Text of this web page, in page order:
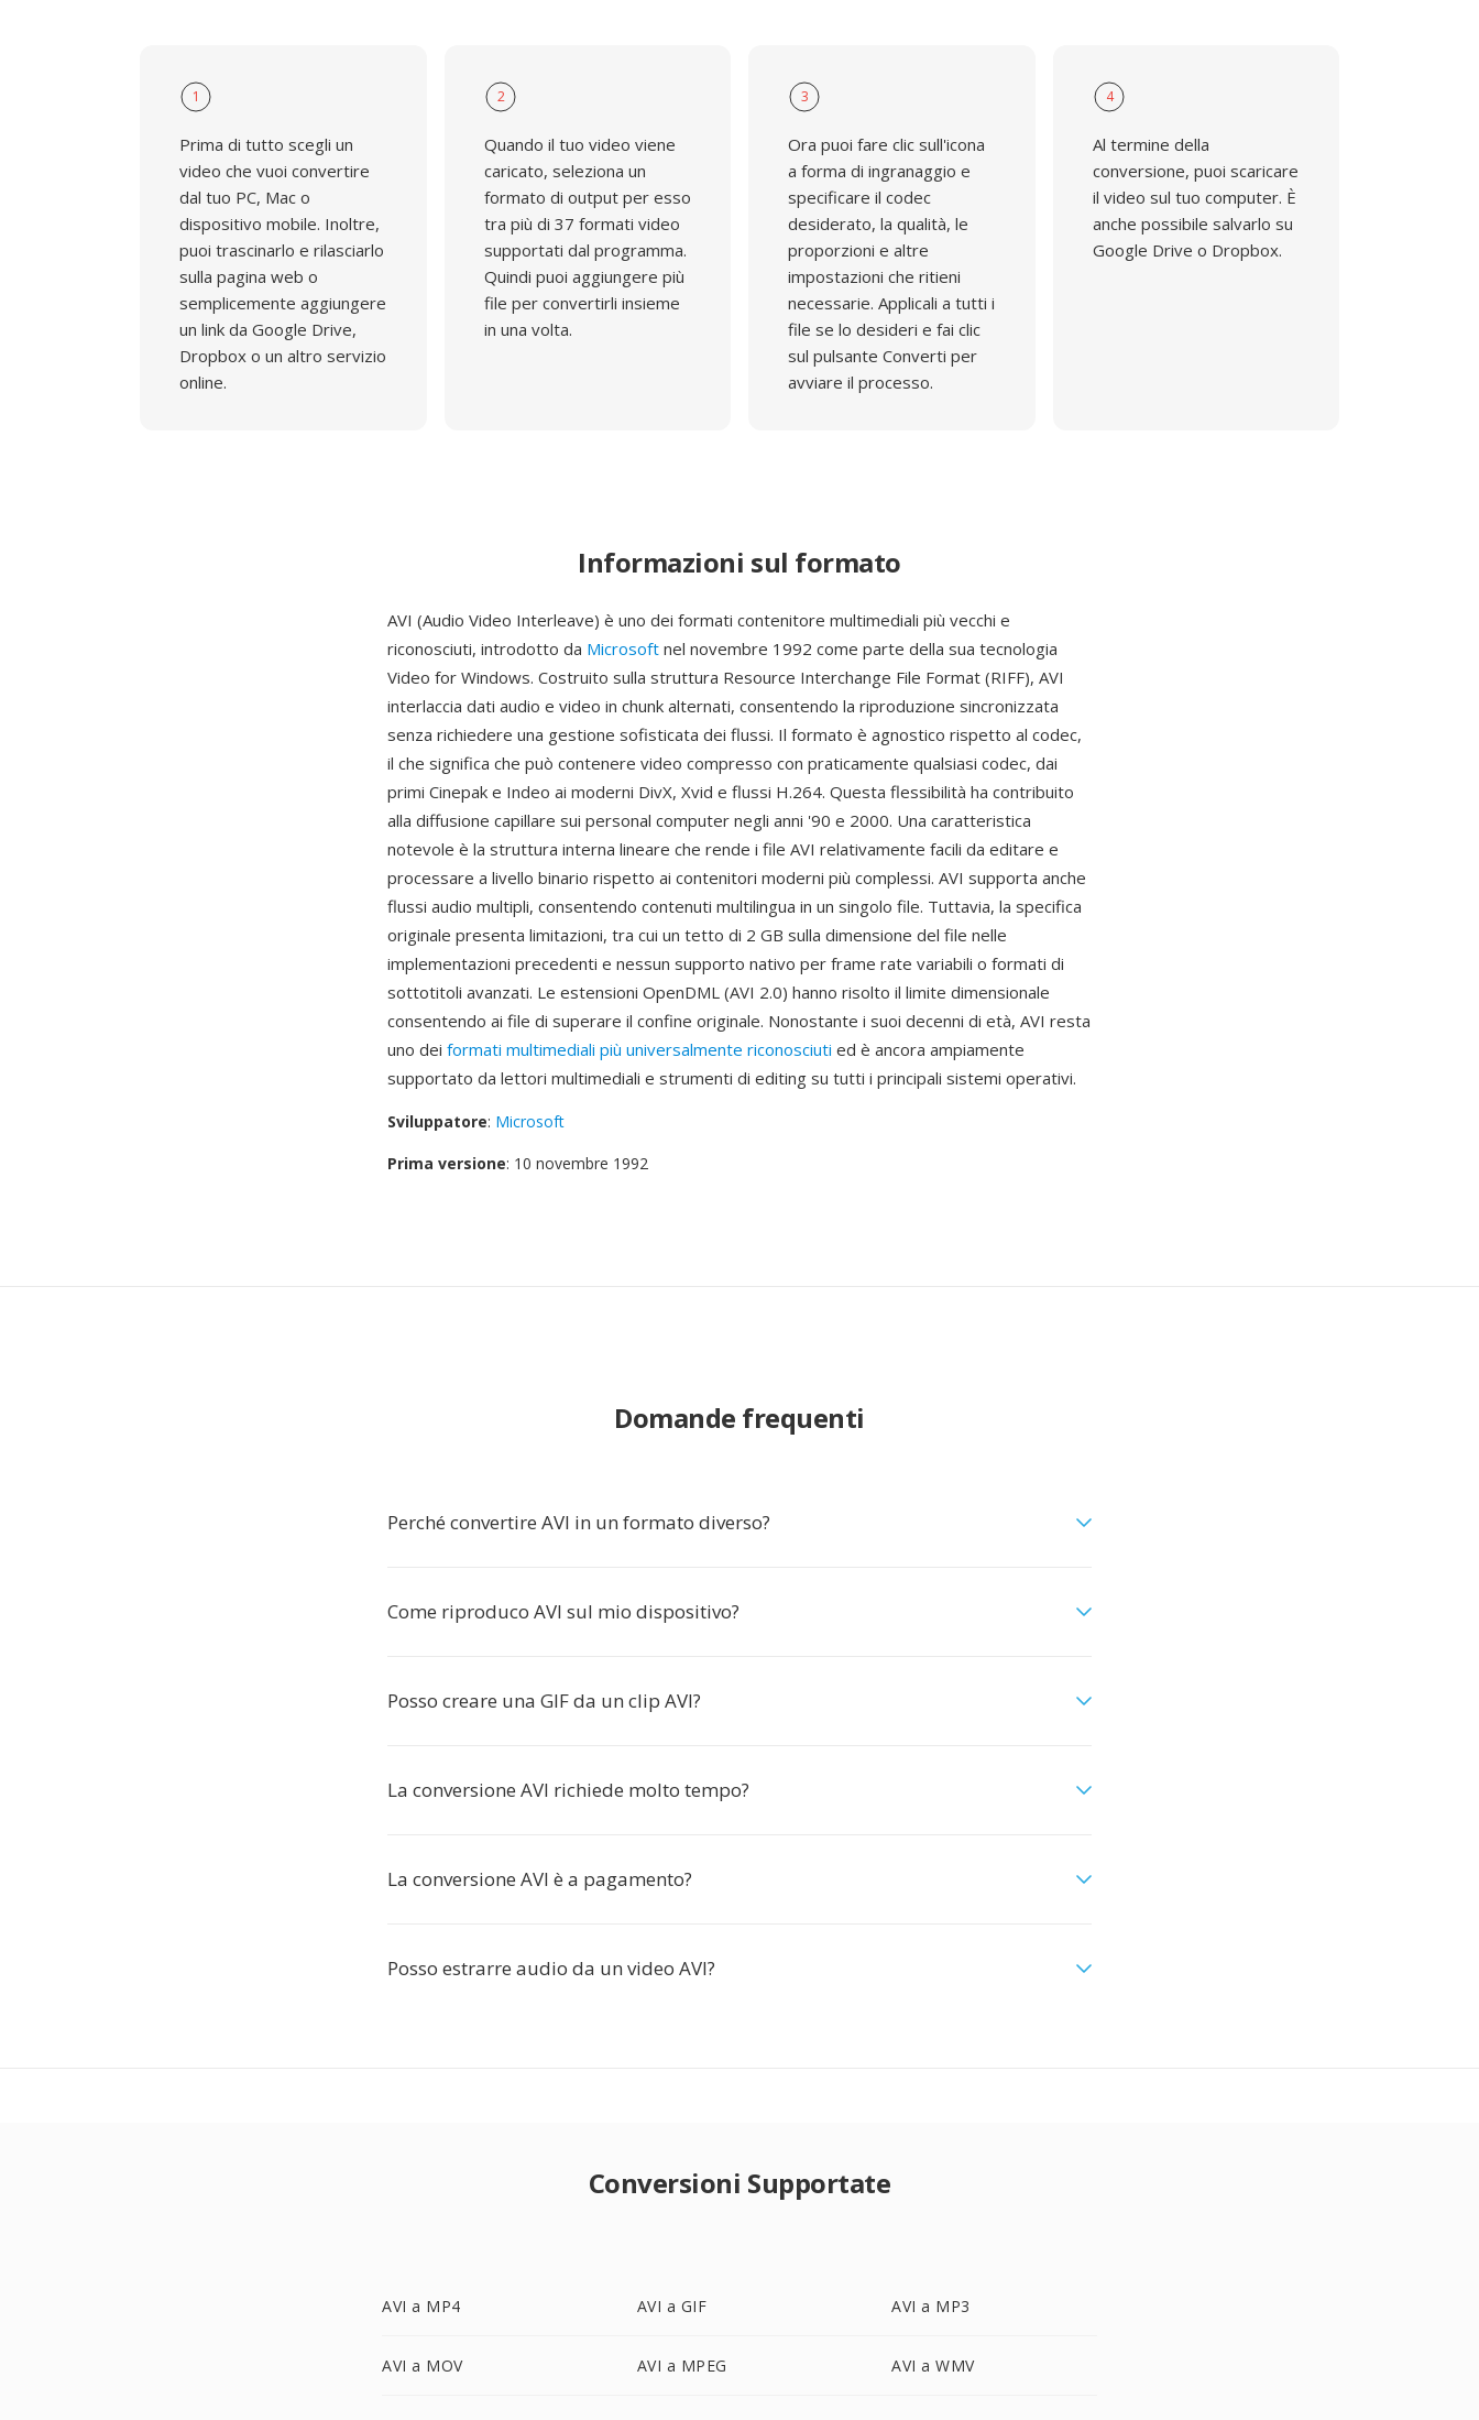
1
Prima di tutto scegli un
video che vuoi convertire
dal tuo PC, Mac o
dispositivo mobile. Inoltre,
puoi trascinarlo e rilasciarlo
sulla pagina web o
semplicemente aggiungere
un link da Google Drive,
Dropbox o un altro servizio
online.
2
Quando il tuo video viene
caricato, seleziona un
formato di output per esso
tra più di 37 formati video
supportati dal programma.
Quindi puoi aggiungere più
file per convertirli insieme
in una volta.
3
Ora puoi fare clic sull'icona
a forma di ingranaggio e
specificare il codec
desiderato, la qualità, le
proporzioni e altre
impostazioni che ritieni
necessarie. Applicali a tutti i
file se lo desideri e fai clic
sul pulsante Converti per
avviare il processo.
4
Al termine della
conversione, puoi scaricare
il video sul tuo computer. È
anche possibile salvarlo su
Google Drive o Dropbox.
Informazioni sul formato
AVI (Audio Video Interleave) è uno dei formati contenitore multimediali più vecchi e
riconosciuti, introdotto da Microsoft nel novembre 1992 come parte della sua tecnologia
Video for Windows. Costruito sulla struttura Resource Interchange File Format (RIFF), AVI
interlaccia dati audio e video in chunk alternati, consentendo la riproduzione sincronizzata
senza richiedere una gestione sofisticata dei flussi. Il formato è agnostico rispetto al codec,
il che significa che può contenere video compresso con praticamente qualsiasi codec, dai
primi Cinepak e Indeo ai moderni DivX, Xvid e flussi H.264. Questa flessibilità ha contribuito
alla diffusione capillare sui personal computer negli anni '90 e 2000. Una caratteristica
notevole è la struttura interna lineare che rende i file AVI relativamente facili da editare e
processare a livello binario rispetto ai contenitori moderni più complessi. AVI supporta anche
flussi audio multipli, consentendo contenuti multilingua in un singolo file. Tuttavia, la specifica
originale presenta limitazioni, tra cui un tetto di 2 GB sulla dimensione del file nelle
implementazioni precedenti e nessun supporto nativo per frame rate variabili o formati di
sottotitoli avanzati. Le estensioni OpenDML (AVI 2.0) hanno risolto il limite dimensionale
consentendo ai file di superare il confine originale. Nonostante i suoi decenni di età, AVI resta
uno dei formati multimediali più universalmente riconosciuti ed è ancora ampiamente
supportato da lettori multimediali e strumenti di editing su tutti i principali sistemi operativi.
Sviluppatore: Microsoft
Prima versione: 10 novembre 1992
Domande frequenti
Perché convertire AVI in un formato diverso?
Come riproduco AVI sul mio dispositivo?
Posso creare una GIF da un clip AVI?
La conversione AVI richiede molto tempo?
La conversione AVI è a pagamento?
Posso estrarre audio da un video AVI?
Conversioni Supportate
AVI a MP4 AVI a GIF AVI a MP3
AVI a MOV AVI a MPEG AVI a WMV